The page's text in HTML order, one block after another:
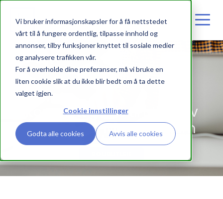
Vi bruker informasjonskapsler for å få nettstedet
vårt til å fungere ordentlig, tilpasse innhold og
annonser, tilby funksjoner knyttet til sosiale medier
og analysere trafikken vår.
For å overholde dine preferanser, må vi bruke en
liten cookie slik at du ikke blir bedt om å ta dette
valget igjen.
Cookie innstillinger
Godta alle cookies Avvis alle cookies
Komplett guide til utleie av
bolig med Hybel Premium